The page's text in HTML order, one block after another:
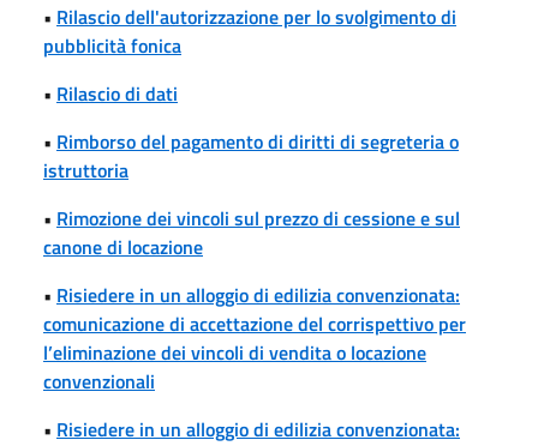
• Rilascio dell'autorizzazione per lo svolgimento di
pubblicità fonica
• Rilascio di dati
• Rimborso del pagamento di diritti di segreteria o
istruttoria
• Rimozione dei vincoli sul prezzo di cessione e sul
canone di locazione
• Risiedere in un alloggio di edilizia convenzionata:
comunicazione di accettazione del corrispettivo per
l’eliminazione dei vincoli di vendita o locazione
convenzionali
• Risiedere in un alloggio di edilizia convenzionata: